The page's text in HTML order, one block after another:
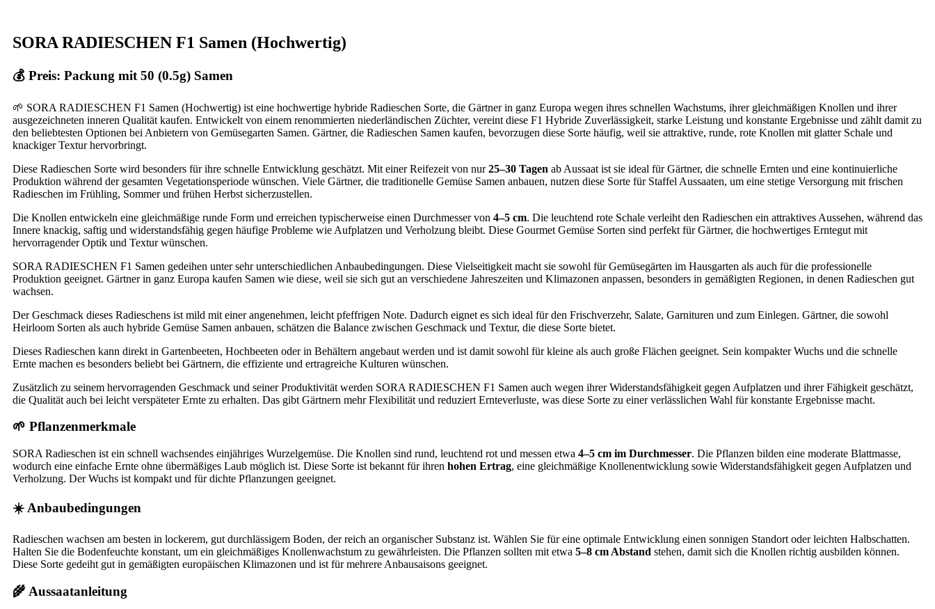
SORA RADIESCHEN F1 Samen (Hochwertig)
💰 Preis: Packung mit 50 (0.5g) Samen
🌱 SORA RADIESCHEN F1 Samen (Hochwertig) ist eine hochwertige hybride Radieschen Sorte, die Gärtner in ganz Europa wegen ihres schnellen Wachstums, ihrer gleichmäßigen Knollen und ihrer
ausgezeichneten inneren Qualität kaufen. Entwickelt von einem renommierten niederländischen Züchter, vereint diese F1 Hybride Zuverlässigkeit, starke Leistung und konstante Ergebnisse und zählt damit zu
den beliebtesten Optionen bei Anbietern von Gemüsegarten Samen. Gärtner, die Radieschen Samen kaufen, bevorzugen diese Sorte häufig, weil sie attraktive, runde, rote Knollen mit glatter Schale und
knackiger Textur hervorbringt.
Diese Radieschen Sorte wird besonders für ihre schnelle Entwicklung geschätzt. Mit einer Reifezeit von nur25–30 Tagen ab Aussaat ist sie ideal für Gärtner, die schnelle Ernten und eine kontinuierliche
Produktion während der gesamten Vegetationsperiode wünschen. Viele Gärtner, die traditionelle Gemüse Samen anbauen, nutzen diese Sorte für Staffel Aussaaten, um eine stetige Versorgung mit frischen
Radieschen im Frühling, Sommer und frühen Herbst sicherzustellen.
Die Knollen entwickeln eine gleichmäßige runde Form und erreichen typischerweise einen Durchmesser von 4–5 cm. Die leuchtend rote Schale verleiht den Radieschen ein attraktives Aussehen, während das
Innere knackig, saftig und widerstandsfähig gegen häufige Probleme wie Aufplatzen und Verholzung bleibt. Diese Gourmet Gemüse Sorten sind perfekt für Gärtner, die hochwertiges Erntegut mit
hervorragender Optik und Textur wünschen.
SORA RADIESCHEN F1 Samen gedeihen unter sehr unterschiedlichen Anbaubedingungen. Diese Vielseitigkeit macht sie sowohl für Gemüsegärten im Hausgarten als auch für die professionelle
Produktion geeignet. Gärtner in ganz Europa kaufen Samen wie diese, weil sie sich gut an verschiedene Jahreszeiten und Klimazonen anpassen, besonders in gemäßigten Regionen, in denen Radieschen gut
wachsen.
Der Geschmack dieses Radieschens ist mild mit einer angenehmen, leicht pfeffrigen Note. Dadurch eignet es sich ideal für den Frischverzehr, Salate, Garnituren und zum Einlegen. Gärtner, die sowohl
Heirloom Sorten als auch hybride Gemüse Samen anbauen, schätzen die Balance zwischen Geschmack und Textur, die diese Sorte bietet.
Dieses Radieschen kann direkt in Gartenbeeten, Hochbeeten oder in Behältern angebaut werden und ist damit sowohl für kleine als auch große Flächen geeignet. Sein kompakter Wuchs und die schnelle
Ernte machen es besonders beliebt bei Gärtnern, die effiziente und ertragreiche Kulturen wünschen.
Zusätzlich zu seinem hervorragenden Geschmack und seiner Produktivität werden SORA RADIESCHEN F1 Samen auch wegen ihrer Widerstandsfähigkeit gegen Aufplatzen und ihrer Fähigkeit geschätzt,
die Qualität auch bei leicht verspäteter Ernte zu erhalten. Das gibt Gärtnern mehr Flexibilität und reduziert Ernteverluste, was diese Sorte zu einer verlässlichen Wahl für konstante Ergebnisse macht.
🌱 Pflanzenmerkmale
SORA Radieschen ist ein schnell wachsendes einjähriges Wurzelgemüse. Die Knollen sind rund, leuchtend rot und messen etwa 4–5 cm im Durchmesser. Die Pflanzen bilden eine moderate Blattmasse,
wodurch eine einfache Ernte ohne übermäßiges Laub möglich ist. Diese Sorte ist bekannt für ihren hohen Ertrag, eine gleichmäßige Knollenentwicklung sowie Widerstandsfähigkeit gegen Aufplatzen und
Verholzung. Der Wuchs ist kompakt und für dichte Pflanzungen geeignet.
☀️ Anbaubedingungen
Radieschen wachsen am besten in lockerem, gut durchlässigem Boden, der reich an organischer Substanz ist. Wählen Sie für eine optimale Entwicklung einen sonnigen Standort oder leichten Halbschatten.
Halten Sie die Bodenfeuchte konstant, um ein gleichmäßiges Knollenwachstum zu gewährleisten. Die Pflanzen sollten mit etwa 5–8 cm Abstand stehen, damit sich die Knollen richtig ausbilden können.
Diese Sorte gedeiht gut in gemäßigten europäischen Klimazonen und ist für mehrere Anbausaisons geeignet.
🌾 Aussaatanleitung